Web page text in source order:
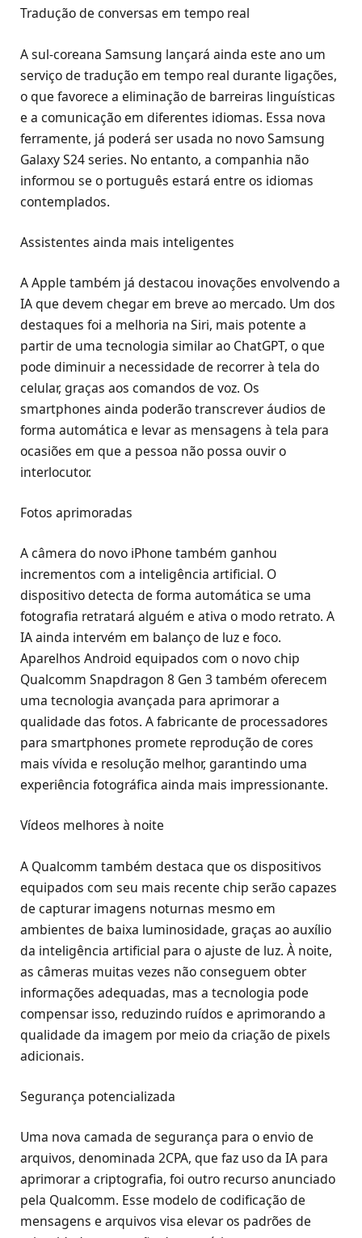
Tradução de conversas em tempo real
A sul-coreana Samsung lançará ainda este ano um
serviço de tradução em tempo real durante ligações,
o que favorece a eliminação de barreiras linguísticas
e a comunicação em diferentes idiomas. Essa nova
ferramente, já poderá ser usada no novo Samsung
Galaxy S24 series. No entanto, a companhia não
informou se o português estará entre os idiomas
contemplados.
Assistentes ainda mais inteligentes
A Apple também já destacou inovações envolvendo a
IA que devem chegar em breve ao mercado. Um dos
destaques foi a melhoria na Siri, mais potente a
partir de uma tecnologia similar ao ChatGPT, o que
pode diminuir a necessidade de recorrer à tela do
celular, graças aos comandos de voz. Os
smartphones ainda poderão transcrever áudios de
forma automática e levar as mensagens à tela para
ocasiões em que a pessoa não possa ouvir o
interlocutor.
Fotos aprimoradas
A câmera do novo iPhone também ganhou
incrementos com a inteligência artificial. O
dispositivo detecta de forma automática se uma
fotografia retratará alguém e ativa o modo retrato. A
IA ainda intervém em balanço de luz e foco.
Aparelhos Android equipados com o novo chip
Qualcomm Snapdragon 8 Gen 3 também oferecem
uma tecnologia avançada para aprimorar a
qualidade das fotos. A fabricante de processadores
para smartphones promete reprodução de cores
mais vívida e resolução melhor, garantindo uma
experiência fotográfica ainda mais impressionante.
Vídeos melhores à noite
A Qualcomm também destaca que os dispositivos
equipados com seu mais recente chip serão capazes
de capturar imagens noturnas mesmo em
ambientes de baixa luminosidade, graças ao auxílio
da inteligência artificial para o ajuste de luz. À noite,
as câmeras muitas vezes não conseguem obter
informações adequadas, mas a tecnologia pode
compensar isso, reduzindo ruídos e aprimorando a
qualidade da imagem por meio da criação de pixels
adicionais.
Segurança potencializada
Uma nova camada de segurança para o envio de
arquivos, denominada 2CPA, que faz uso da IA para
aprimorar a criptografia, foi outro recurso anunciado
pela Qualcomm. Esse modelo de codificação de
mensagens e arquivos visa elevar os padrões de